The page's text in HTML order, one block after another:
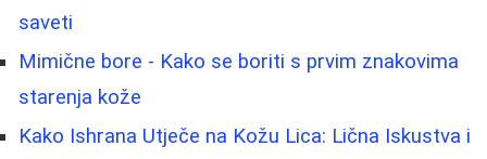
saveti
Mimične bore - Kako se boriti s prvim znakovima
starenja kože
Kako Ishrana Utječe na Kožu Lica: Lična Iskustva i